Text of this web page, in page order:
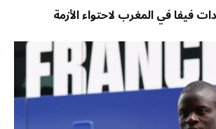
فيفا في المغرب لاحتواء الأزمة